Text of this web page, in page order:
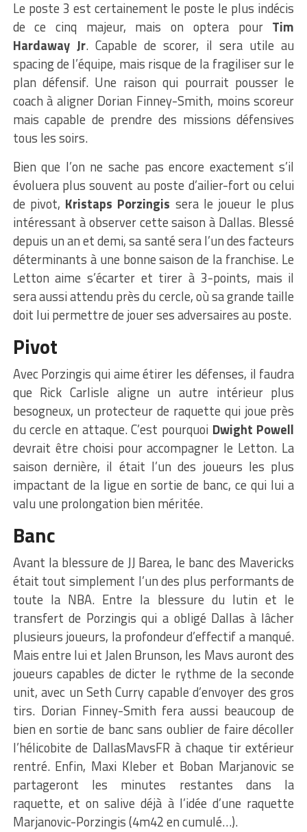
Le poste 3 est certainement le poste le plus indécis
de ce cinq majeur, mais on optera pour Tim
Hardaway Jr. Capable de scorer, il sera utile au
spacing de l’équipe, mais risque de la fragiliser sur le
plan défensif. Une raison qui pourrait pousser le
coach à aligner Dorian Finney-Smith, moins scoreur
mais capable de prendre des missions défensives
tous les soirs.
Bien que l’on ne sache pas encore exactement s’il
évoluera plus souvent au poste d’ailier-fort ou celui
de pivot, Kristaps Porzingis sera le joueur le plus
intéressant à observer cette saison à Dallas. Blessé
depuis un an et demi, sa santé sera l’un des facteurs
déterminants à une bonne saison de la franchise. Le
Letton aime s’écarter et tirer à 3-points, mais il
sera aussi attendu près du cercle, où sa grande taille
doit lui permettre de jouer ses adversaires au poste.
Pivot
Avec Porzingis qui aime étirer les défenses, il faudra
que Rick Carlisle aligne un autre intérieur plus
besogneux, un protecteur de raquette qui joue près
du cercle en attaque. C’est pourquoi Dwight Powell
devrait être choisi pour accompagner le Letton. La
saison dernière, il était l’un des joueurs les plus
impactant de la ligue en sortie de banc, ce qui lui a
valu une prolongation bien méritée.
Banc
Avant la blessure de JJ Barea, le banc des Mavericks
était tout simplement l’un des plus performants de
toute la NBA. Entre la blessure du lutin et le
transfert de Porzingis qui a obligé Dallas à lâcher
plusieurs joueurs, la profondeur d’effectif a manqué.
Mais entre lui et Jalen Brunson, les Mavs auront des
joueurs capables de dicter le rythme de la seconde
unit, avec un Seth Curry capable d’envoyer des gros
tirs. Dorian Finney-Smith fera aussi beaucoup de
bien en sortie de banc sans oublier de faire décoller
l’hélicobite de DallasMavsFR à chaque tir extérieur
rentré. Enfin, Maxi Kleber et Boban Marjanovic se
partageront les minutes restantes dans la
raquette, et on salive déjà à l’idée d’une raquette
Marjanovic-Porzingis (4m42 en cumulé…).